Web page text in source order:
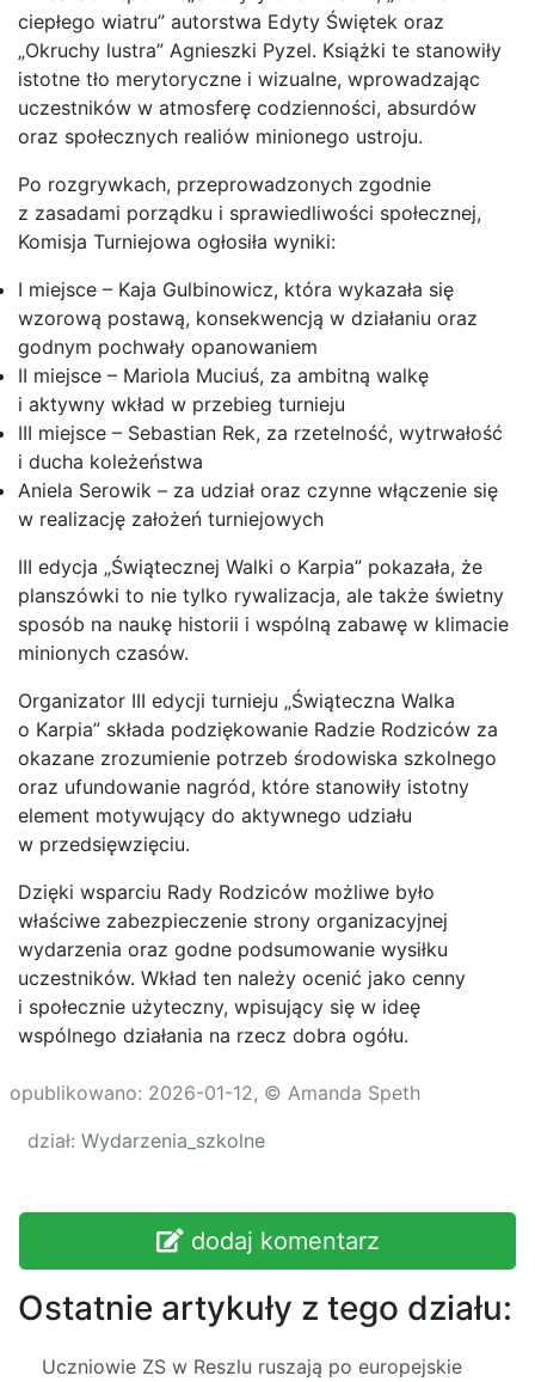
ciepłego wiatru” autorstwa Edyty Świętek oraz
„Okruchy lustra” Agnieszki Pyzel. Książki te stanowiły
istotne tło merytoryczne i wizualne, wprowadzając
uczestników w atmosferę codzienności, absurdów
oraz społecznych realiów minionego ustroju.
Po rozgrywkach, przeprowadzonych zgodnie
z zasadami porządku i sprawiedliwości społecznej,
Komisja Turniejowa ogłosiła wyniki:
I miejsce – Kaja Gulbinowicz, która wykazała się
wzorową postawą, konsekwencją w działaniu oraz
godnym pochwały opanowaniem
II miejsce – Mariola Muciuś, za ambitną walkę
i aktywny wkład w przebieg turnieju
III miejsce – Sebastian Rek, za rzetelność, wytrwałość
i ducha koleżeństwa
Aniela Serowik – za udział oraz czynne włączenie się
w realizację założeń turniejowych
III edycja „Świątecznej Walki o Karpia” pokazała, że
planszówki to nie tylko rywalizacja, ale także świetny
sposób na naukę historii i wspólną zabawę w klimacie
minionych czasów.
Organizator III edycji turnieju „Świąteczna Walka
o Karpia” składa podziękowanie Radzie Rodziców za
okazane zrozumienie potrzeb środowiska szkolnego
oraz ufundowanie nagród, które stanowiły istotny
element motywujący do aktywnego udziału
w przedsięwzięciu.
Dzięki wsparciu Rady Rodziców możliwe było
właściwe zabezpieczenie strony organizacyjnej
wydarzenia oraz godne podsumowanie wysiłku
uczestników. Wkład ten należy ocenić jako cenny
i społecznie użyteczny, wpisujący się w ideę
wspólnego działania na rzecz dobra ogółu.
opublikowano: 2026-01-12, © Amanda Speth
dział: Wydarzenia_szkolne
dodaj komentarz
Ostatnie artykuły z tego działu:
Uczniowie ZS w Reszlu ruszają po europejskie